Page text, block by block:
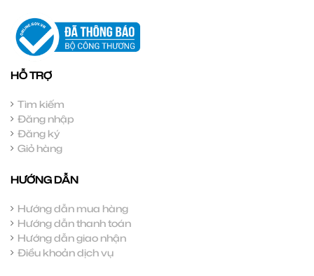
HỖ TRỢ
Tìm kiếm
Đăng nhập
Đăng ký
Giỏ hàng
HƯỚNG DẪN
Hướng dẫn mua hàng
Hướng dẫn thanh toán
Hướng dẫn giao nhận
Điều khoản dịch vụ